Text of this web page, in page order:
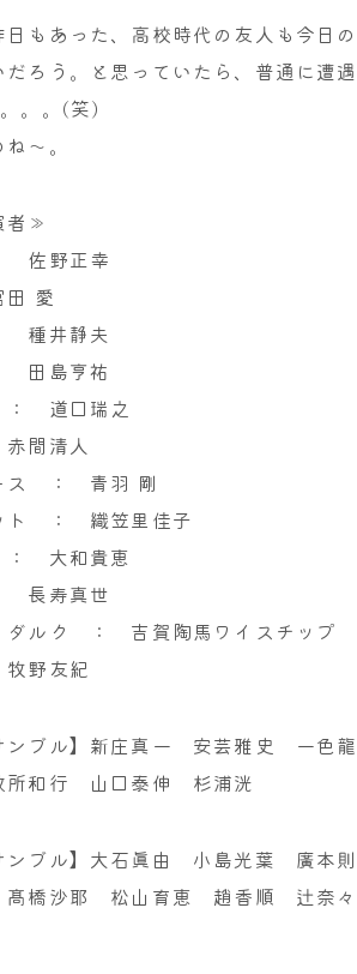
日もあった、高校時代の友人も今日
だろう。と思っていたら、普通に遭
。。(笑)
～。
者≫
佐野正幸
愛
種井静夫
田島亨祐
道口瑞之
間清人
ス ： 青羽 剛
ト ： 織笠里佳子
： 大和貴恵
長寿真世
ダルク ： 吉賀陶馬ワイスチップ
野友紀
ンブル】新庄真一 安芸雅史 一
所和行 山口泰伸 杉浦洸
ンブル】大石眞由 小島光葉 廣
橋沙耶 松山育恵 趙香順 辻奈々